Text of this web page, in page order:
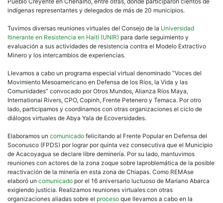
indígenas representantes y delegados de más de 20 municipios.
Tuvimos diversas reuniones virtuales del Consejo de la Universidad
Itinerante en Resistencia en Haití (UNIR) para darle seguimiento y
evaluación a sus actividades de resistencia contra el Modelo Extractivo
Minero y los intercambios de experiencias.
Llevamos a cabo un programa especial virtual denominado “Voces del
Movimiento Mesoamericano en Defensa de los Ríos, la Vida y las
Comunidades” convocado por Otros Mundos, Alianza Ríos Maya,
International Rivers, CPO, Copinh, Frente Petenero y Temaca. Por otro
lado, participamos y coordinamos con otras organizaciones el ciclo de
diálogos virtuales de Abya Yala de Ecoversidades.
Elaboramos un comunicado felicitando al Frente Popular en Defensa del
Soconusco (FPDS) por lograr por quinta vez consecutiva que el Municipio
de Acacoyagua se declare libre deminería. Por su lado, mantuvimos
reuniones con actores de la zona zoque sobre laproblemática de la posible
reactivación de la minería en esta zona de Chiapas. Como REMAse
elaboró un comunicado por el 16 aniversario luctuoso de Mariano Abarca
exigiendo justicia. Realizamos reuniones virtuales con otras
organizaciones aliadas sobre el proceso que llevamos a cabo en la